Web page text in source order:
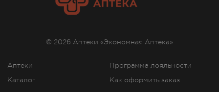
Аптеки
Каталог
Программа лояльности
Как оформить заказ
© 2026 Аптеки «Экономная Аптека»